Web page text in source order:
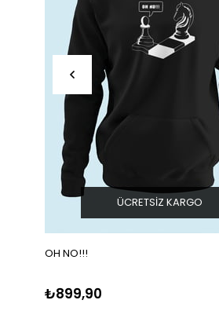
OH NO!!!
₺899,90
ÜCRETSIZ KARGO